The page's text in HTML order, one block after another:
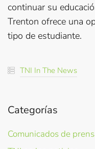
continuar su
Trenton ofrece una
tipo de estudiante.
TNI In The News
Categorías
Comunicados de